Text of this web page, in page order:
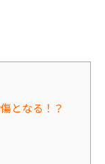
となる！？